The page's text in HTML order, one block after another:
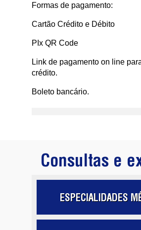
Formas de pagamento:
Cartão Crédito e Débito
PIx QR Code
Link de pagamento on line
crédito.
Boleto bancário.
Consultas e
ESPECIALIDADES